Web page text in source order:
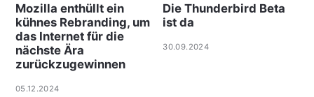
Mozilla enthüllt ein
kühnes Rebranding, um
das Internet für die
nächste Ära
zurückzugewinnen
05.12.2024
Die Thunderbird Beta
ist da
30.09.2024